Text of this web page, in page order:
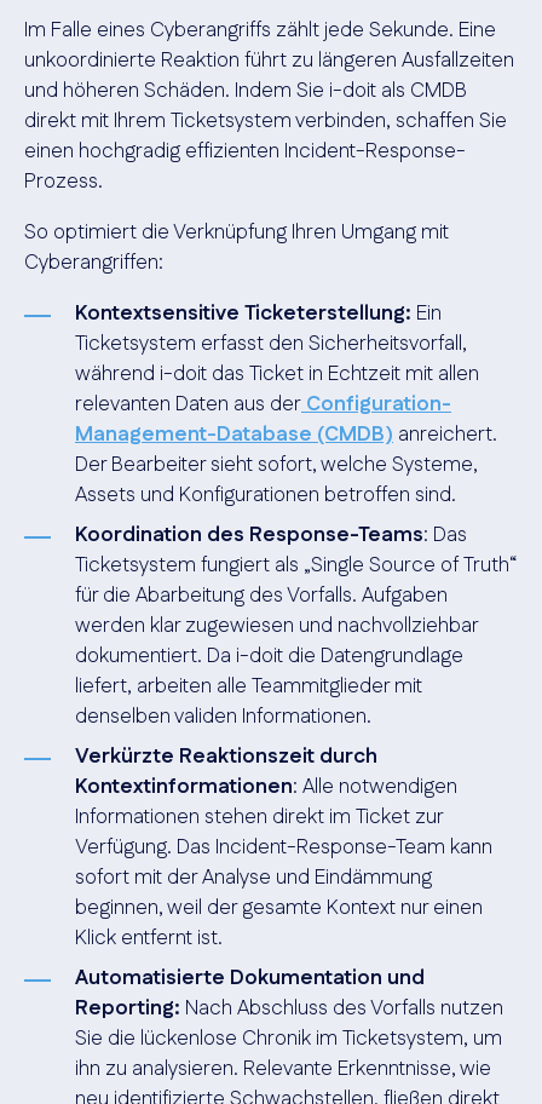
Im Falle eines Cyberangriffs zählt jede Sekunde. Eine
unkoordinierte Reaktion führt zu längeren Ausfallzeiten
und höheren Schäden. Indem Sie i-doit als CMDB
direkt mit Ihrem Ticketsystem verbinden, schaffen Sie
einen hochgradig effizienten Incident-Response-
Prozess.
So optimiert die Verknüpfung Ihren Umgang mit
Cyberangriffen:
Kontextsensitive Ticketerstellung: Ein
Ticketsystem erfasst den Sicherheitsvorfall,
während i-doit das Ticket in Echtzeit mit allen
relevanten Daten aus der Configuration-
Management-Database (CMDB) anreichert.
Der Bearbeiter sieht sofort, welche Systeme,
Assets und Konfigurationen betroffen sind.
Koordination des Response-Teams: Das
Ticketsystem fungiert als „Single Source of Truth“
für die Abarbeitung des Vorfalls. Aufgaben
werden klar zugewiesen und nachvollziehbar
dokumentiert. Da i-doit die Datengrundlage
liefert, arbeiten alle Teammitglieder mit
denselben validen Informationen.
Verkürzte Reaktionszeit durch
Kontextinformationen: Alle notwendigen
Informationen stehen direkt im Ticket zur
Verfügung. Das Incident-Response-Team kann
sofort mit der Analyse und Eindämmung
beginnen, weil der gesamte Kontext nur einen
Klick entfernt ist.
Automatisierte Dokumentation und
Reporting: Nach Abschluss des Vorfalls nutzen
Sie die lückenlose Chronik im Ticketsystem, um
ihn zu analysieren. Relevante Erkenntnisse, wie